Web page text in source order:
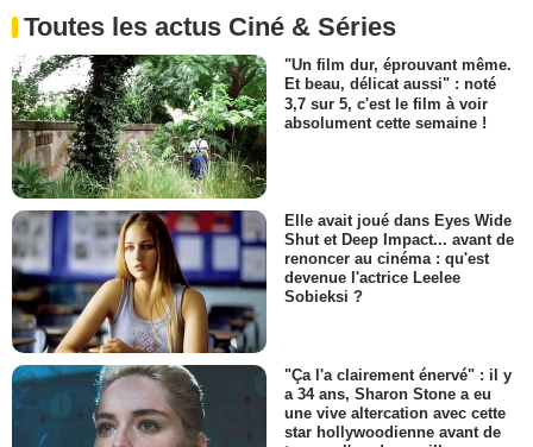
Toutes les actus Ciné & Séries
"Un film dur, éprouvant même.
Et beau, délicat aussi" : noté
3,7 sur 5, c'est le film à voir
absolument cette semaine !
Elle avait joué dans Eyes Wide
Shut et Deep Impact... avant de
renoncer au cinéma : qu'est
devenue l'actrice Leelee
Sobieksi ?
"Ça l'a clairement énervé" : il y
a 34 ans, Sharon Stone a eu
une vive altercation avec cette
star hollywoodienne avant de